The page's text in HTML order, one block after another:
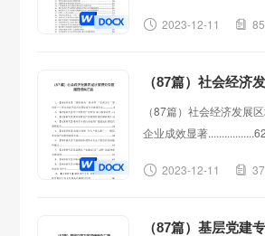
2023-12-11
（87篇）社会经济
（87篇）社会经济发展
企业成效显著
接大转移争当“领头雁
2023-12-11
（87篇）基层党建